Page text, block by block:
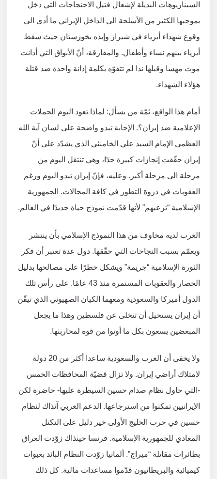
السيناريوهات البديلة لإشعال فتيل الاحتجاجات التي دخل
بموجبها الكثير من الأسلحة الى الداخل الإيراني ما أدى الى
وقوع شهداء أبرياء في شيراز وإيذه بخوزستان حيث سقط
أبرياء بينهم نساء وأطفال. والمفارقة، أنّ الأبواق التي أدانت
موت مهسا وقبلها ندا لم تتفوّه بكلمة إدانة واحدة ضد قتلة
هؤلاء الشهداء.
أمام هذا الواقع، ثمّة من يسأل: لماذا تعود اليوم الحملات
الإعلامية ضد إيران؟. الإجابة تبدو واضحة على لسان آية الله
العظمى الإمام السيد علي الخامنئي الذي يشدّد على أنّ
إيران حقّقت إنجازات كبيرة جدًا، وهي تنتقل اليوم من
مرحلة الى مرحلة أكبر. وعليه، فإنّ إيران تبدو اليوم ورغم
العقوبات في ذروة التطور في كافة المجالات. الجمهورية
الإسلامية “ترعبهم” لأنها قدّمت نموذج حياة جديدًا في العالم.
الغرب لديه مخاوف من هذا النموذج الإسلامي بأن ينتشر
ويعمّم بسبب النجاحات التي حقّقها. دول عدة تعتبر أن فكر
الثورة الإسلامية “جريمة” ويشكل خطرًا على مصالحها بدليل
الحصار والعقوبات المستمرة منذ 43 عامًا. على رأس تلك
الدول أميركا والسعودية ومعهما الكيان الصهيوني الذي تيقّن
أن إيران يستحيل أن تتخلى عن فلسطين وهذا ما يجعل
المبغضين يسعون بكل ما أوتوا من قوة لمحاربتها.
ولا يخفى أن الغرب والسعودية ساعدا أكثر من 20 دولة
لامتلاك أراضي إيران. ولا تزال قضيّة المحافظات الخمس
-التي حاول نظام صدام حسين السيطرة عليها- حاضرة لكن
الإيرانيين تمكنوا من استرجاعها. الدعم الغربي آنذاك لنظام
حسين في حرب الخليج الأولى خير دليل على التكتل
المعادي للجمهورية الإسلامية. فرنسا حينذاك زوّدت العراق
بطائرات مقاتلة “ميراج”. ألمانيا زوّدت النظام البائد بعبوات
كيميائية والبريطانيون قدّموا مساعدات مالية. كل ذلك